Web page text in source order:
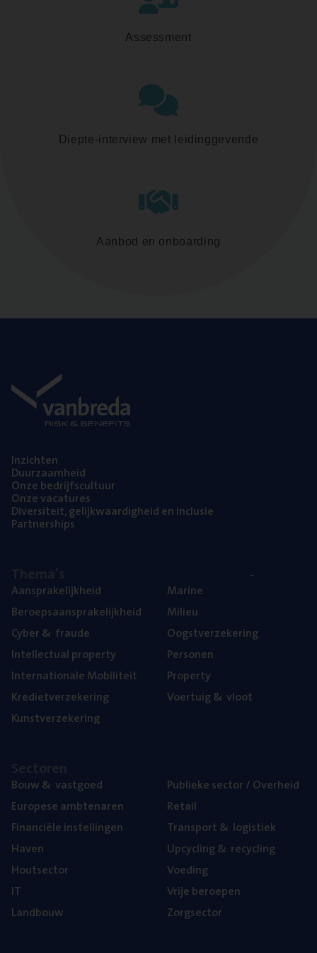
Assessment
Diepte-interview met leidinggevende
Aanbod en onboarding
Inzich­ten
Duur­zaam­heid
Onze bedrijfs­cul­tuur
Onze vaca­tu­res
Diver­si­teit, gelijk­waar­dig­heid en inclusie
Part­ner­ships
Aan­spra­ke­lijk­heid
Beroeps­aan­spra­ke­lijk­heid
Cyber& fraude
Intel­lec­tu­al property
Inter­na­ti­o­na­le Mobiliteit
Kre­diet­ver­ze­ke­ring
Kunst­ver­ze­ke­ring
Mari­ne
Mili­eu
Oogst­ver­ze­ke­ring
Per­so­nen
Pro­per­ty
Voer­tuig& vloot
Bouw& vastgoed
Euro­pe­se ambtenaren
Finan­ci­ë­le instellingen
Haven
Hout­sec­tor
IT
Land­bouw
Publie­ke sec­tor / Overheid
Retail
Trans­port& logistiek
Upcy­cling& recycling
Voe­ding
Vrije beroe­pen
Zorg­sec­tor